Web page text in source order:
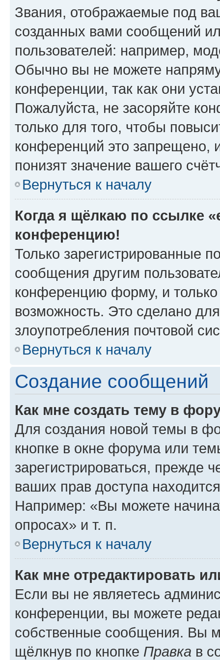
Звания, отображаемые под
созданных вами сообщений
пользователей: например,
Обычно вы не можете
конференции, так как они
Пожалуйста, не засоряйте
только для того, чтобы
конференций это запрещено,
понизят значение вашего
Вернуться к началу
Когда я щёлкаю по ссылке
конференцию!
Только зарегистрированные
сообщения другим
конференцию форму, и
возможность. Это сделано
злоупотребления почтовой
Вернуться к началу
Создание сообщений
Как мне создать тему в
Для создания новой темы в
кнопке в окне форума или
зарегистрироваться, прежде
ваших прав доступа
Например: «Вы можете
опросах» и т. п.
Вернуться к началу
Как мне отредактировать
Если вы не являетесь
конференции, вы можете
собственные сообщения. Вы
щёлкнув по кнопке Правка в